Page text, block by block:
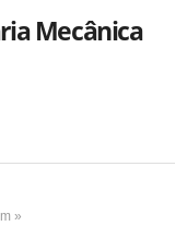
Mecânica
»